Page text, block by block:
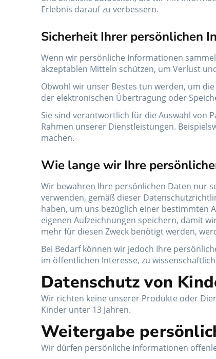
Erlebnis darauf zu verbessern.
Sicherheit Ihrer persönlichen
Wenn wir persönliche Informationen
akzeptablen Mitteln schützen, um Verlust
Obwohl wir unser Bestes tun werden, um
der elektronischen Übertragung oder
Sie sind verantwortlich für die Auswahl von
Rahmen unserer Dienstleistungen.
machen.
Wie lange wir Ihre
Wir bewahren Ihre persönlichen Daten nur
verwenden, gemäß dieser
haben, um uns bezüglich einer bestimmten
eigenen Aufzeichnungen speichern, damit
mehr für diesen Zweck benötigt werden,
Bei Bedarf können wir jedoch Ihre
im öffentlichen Interesse, zu
Datenschutz von
Wir richten keine unserer Produkte oder
Kinder unter 13 Jahren.
Weitergabe
Wir dürfen persönliche Informationen